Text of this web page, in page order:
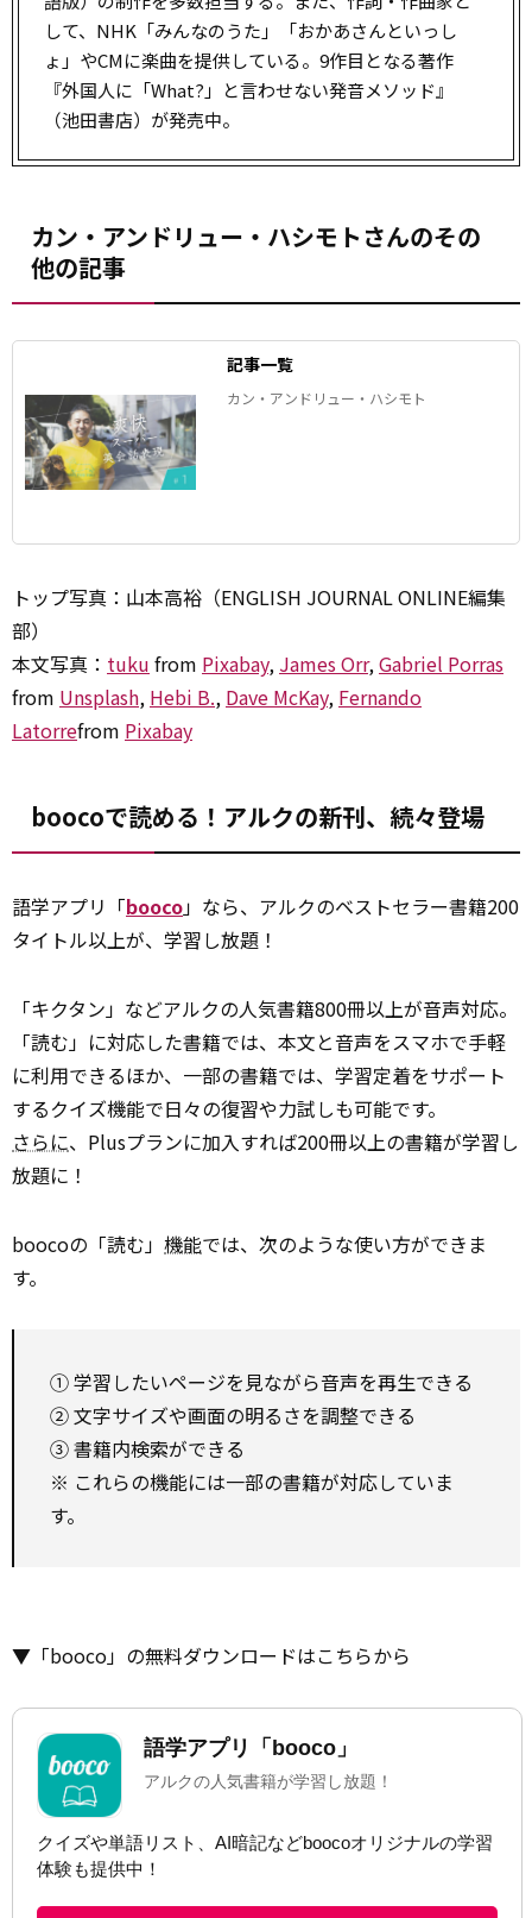
して、NHK「みんなのうた」「おかあさんといっし
ょ」やCMに楽曲を提供している。9作目となる著作
『外国人に「What?」と言わせない発音メソッド』
（池田書店）が発売中。
カン・アンドリュー・ハシモトさんのその
他の記事
記事一覧
カン・アンドリュー・ハシモト
トップ写真：山本高裕（ENGLISH JOURNAL ONLINE編集
部）
本文写真： tuku from Pixabay, James Orr,Gabriel Porras
from Unsplash, Hebi B., Dave McKay, Fernando
Latorrefrom Pixabay
boocoで読める！アルクの新刊、続々登場
語学アプリ「booco」なら、アルクのベストセラー書籍200
タイトル以上が、学習し放題！
「キクタン」などアルクの人気書籍800冊以上が音声対応。
「読む」に対応した書籍では、本文と音声をスマホで手軽
に利用できるほか、一部の書籍では、学習定着をサポート
するクイズ機能で日々の復習や力試しも可能です。
さらに、Plusプランに加入すれば200冊以上の書籍が学習し
放題に！
boocoの「読む」 機能では、次のような使い方ができま
す。
① 学習したいページを見ながら音声を再生できる
② 文字サイズや画面の明るさを調整できる
③ 書籍内検索ができる
※ これらの機能には一部の書籍が対応していま
す。
▼「booco」の無料ダウンロードはこちらから